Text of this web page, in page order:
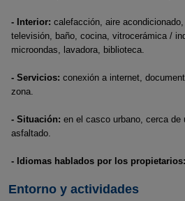
- Interior: calefacción, aire
televisión, baño, cocina, vitrocerámica /
microondas, lavadora, biblioteca.
- Servicios: conexión a internet,
zona.
- Situación: en el casco urbano, cerca de
asfaltado.
- Idiomas hablados por los propietarios:
Entorno y actividades